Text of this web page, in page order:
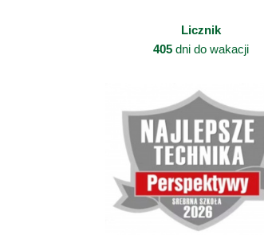
Licznik
405 dni do wakacji